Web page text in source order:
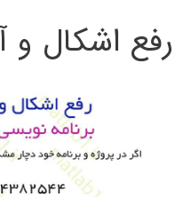
ج
رفع اشکال و